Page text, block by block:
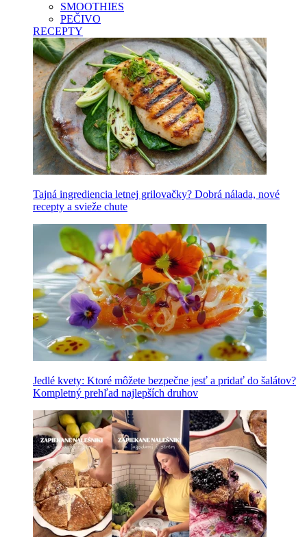
SMOOTHIES
PEČIVO
RECEPTY
Tajná ingrediencia letnej grilovačky? Dobrá nálada, nové
recepty a svieže chute
Jedlé kvety: Ktoré môžete bezpečne jesť a pridať do šalátov?
Kompletný prehľad najlepších druhov